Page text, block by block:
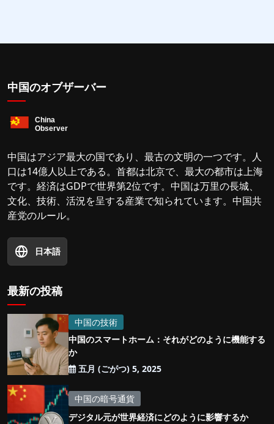
中国のオブザーバー
中国はアジア最大の国であり、最古の文明の一つです。人
口は14億人以上である。首都は北京で、最大の都市は上海
です。経済はGDPで世界第2位です。中国は万里の長城、
文化、技術、活況を呈する産業で知られています。中国共
産党のルール。
日本語
最新の投稿
中国の技術
中国のスマートホーム：それがどのように機能する
か
五月 (ごがつ) 5, 2025
中国の暗号通貨
デジタル元が世界経済にどのように影響するか